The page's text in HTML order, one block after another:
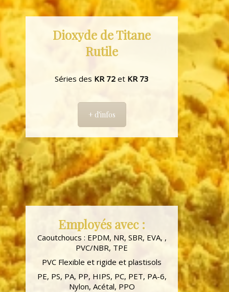
Dioxyde de Titane
Rutile
Séries des KR 72 et KR 73
+ d'infos
Employés avec :
Caoutchoucs : EPDM, NR, SBR, EVA, ,
PVC/NBR, TPE
PVC Flexible et rigide et plastisols
PE, PS, PA, PP, HIPS, PC, PET, PA-6,
Nylon, Acétal, PPO